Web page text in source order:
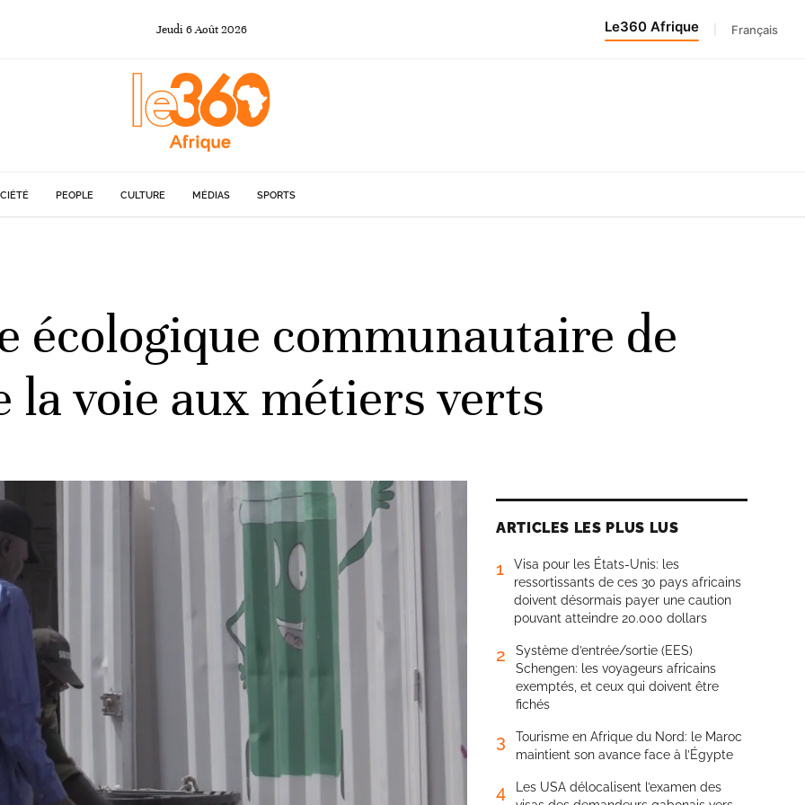
Jeudi 6Août 2026 Le360 Afrique Français
PEOPLE CULTURE MÉDIAS SPORTS
écologique communautaire de
la voie aux métiers verts
ARTICLES LES PLUS LUS
1
Visa pour les États-Unis: les
ressortissants de ces 30 pays africains
doivent désormais payer une caution
pouvant atteindre 20.000 dollars
2
Système d’entrée/sortie (EES)
Schengen: les voyageurs africains
exemptés, et ceux qui doivent être
fichés
3
Tourisme en Afrique du Nord: le Maroc
maintient son avance face à l’Égypte
4
Les USA délocalisent l’examen des